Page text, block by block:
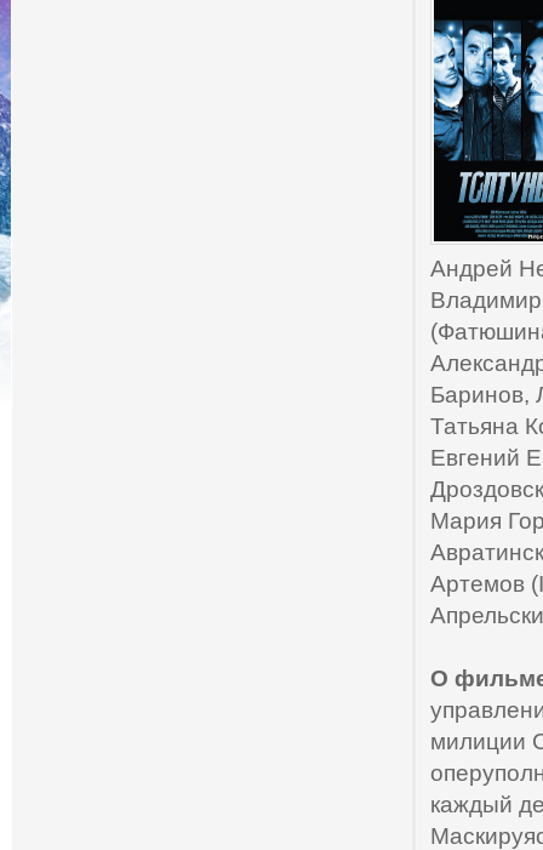
Андрей
Баринов,
Татьяна
Евгений
Мария
Артемов
О
милиции
каждый